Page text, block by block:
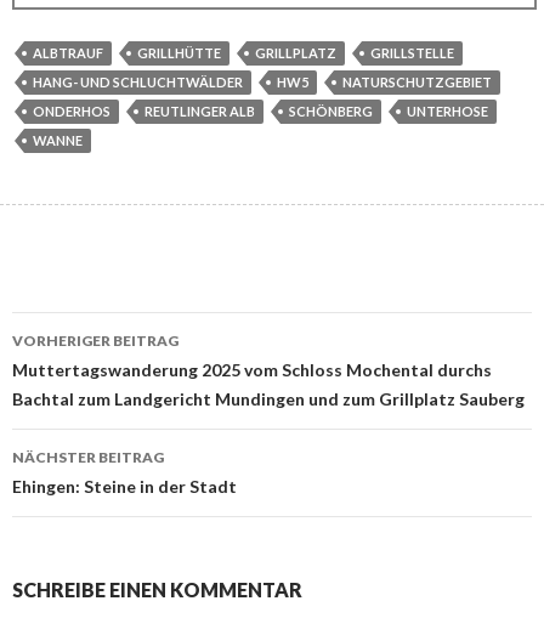
ALBTRAUF GRILLHÜTTE GRILLPLATZ
GRILLSTELLE
HANG- UND SCHLUCHTWÄLDER
HW5
NATURSCHUTZGEBIET
ONDERHOS
REUTLINGER ALB SCHÖNBERG
UNTERHOSE
WANNE
Beitrags-
Navigation
VORHERIGER BEITRAG
Muttertagswanderung 2025 vom Schloss Mochental durchs
Bachtal zum Landgericht Mundingen und zum Grillplatz Sauberg
NÄCHSTER BEITRAG
Ehingen: Steine in der Stadt
SCHREIBE EINEN KOMMENTAR